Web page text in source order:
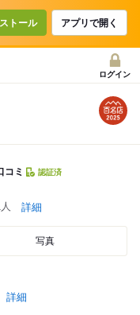
トール アプリで開く
ログイン
コミ 認証済
詳細
写真
詳細